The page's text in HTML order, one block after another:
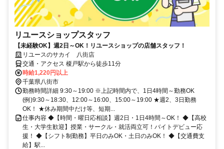
リユースショップスタッフ
【未経験OK】週2日～OK！リユースショップの店舗スタッフ！
リユースのサカイ 八街店
交通・アクセス 榎戸駅から徒歩11分
時給1,220円以上
千葉県八街市
勤務時間詳細 9:30～19:00 ※上記時間内で、1日4時間～勤務OK
(例)9:30～18:30、12:00～16:00、15:00～19:00 ★週2、3日勤務
OK！ ★休み期間中だけ等、短期...
仕事内容 ◆【時間・曜日応相談】週2日・1日4時間～OK！ ◆【高校
生・大学生歓迎】授業・サークル・就活両立可！バイトデビュー応
援！ ◆【シフト制勤務】平日のみOK・土日のみOK！ ◆【交通費支
給】駅...